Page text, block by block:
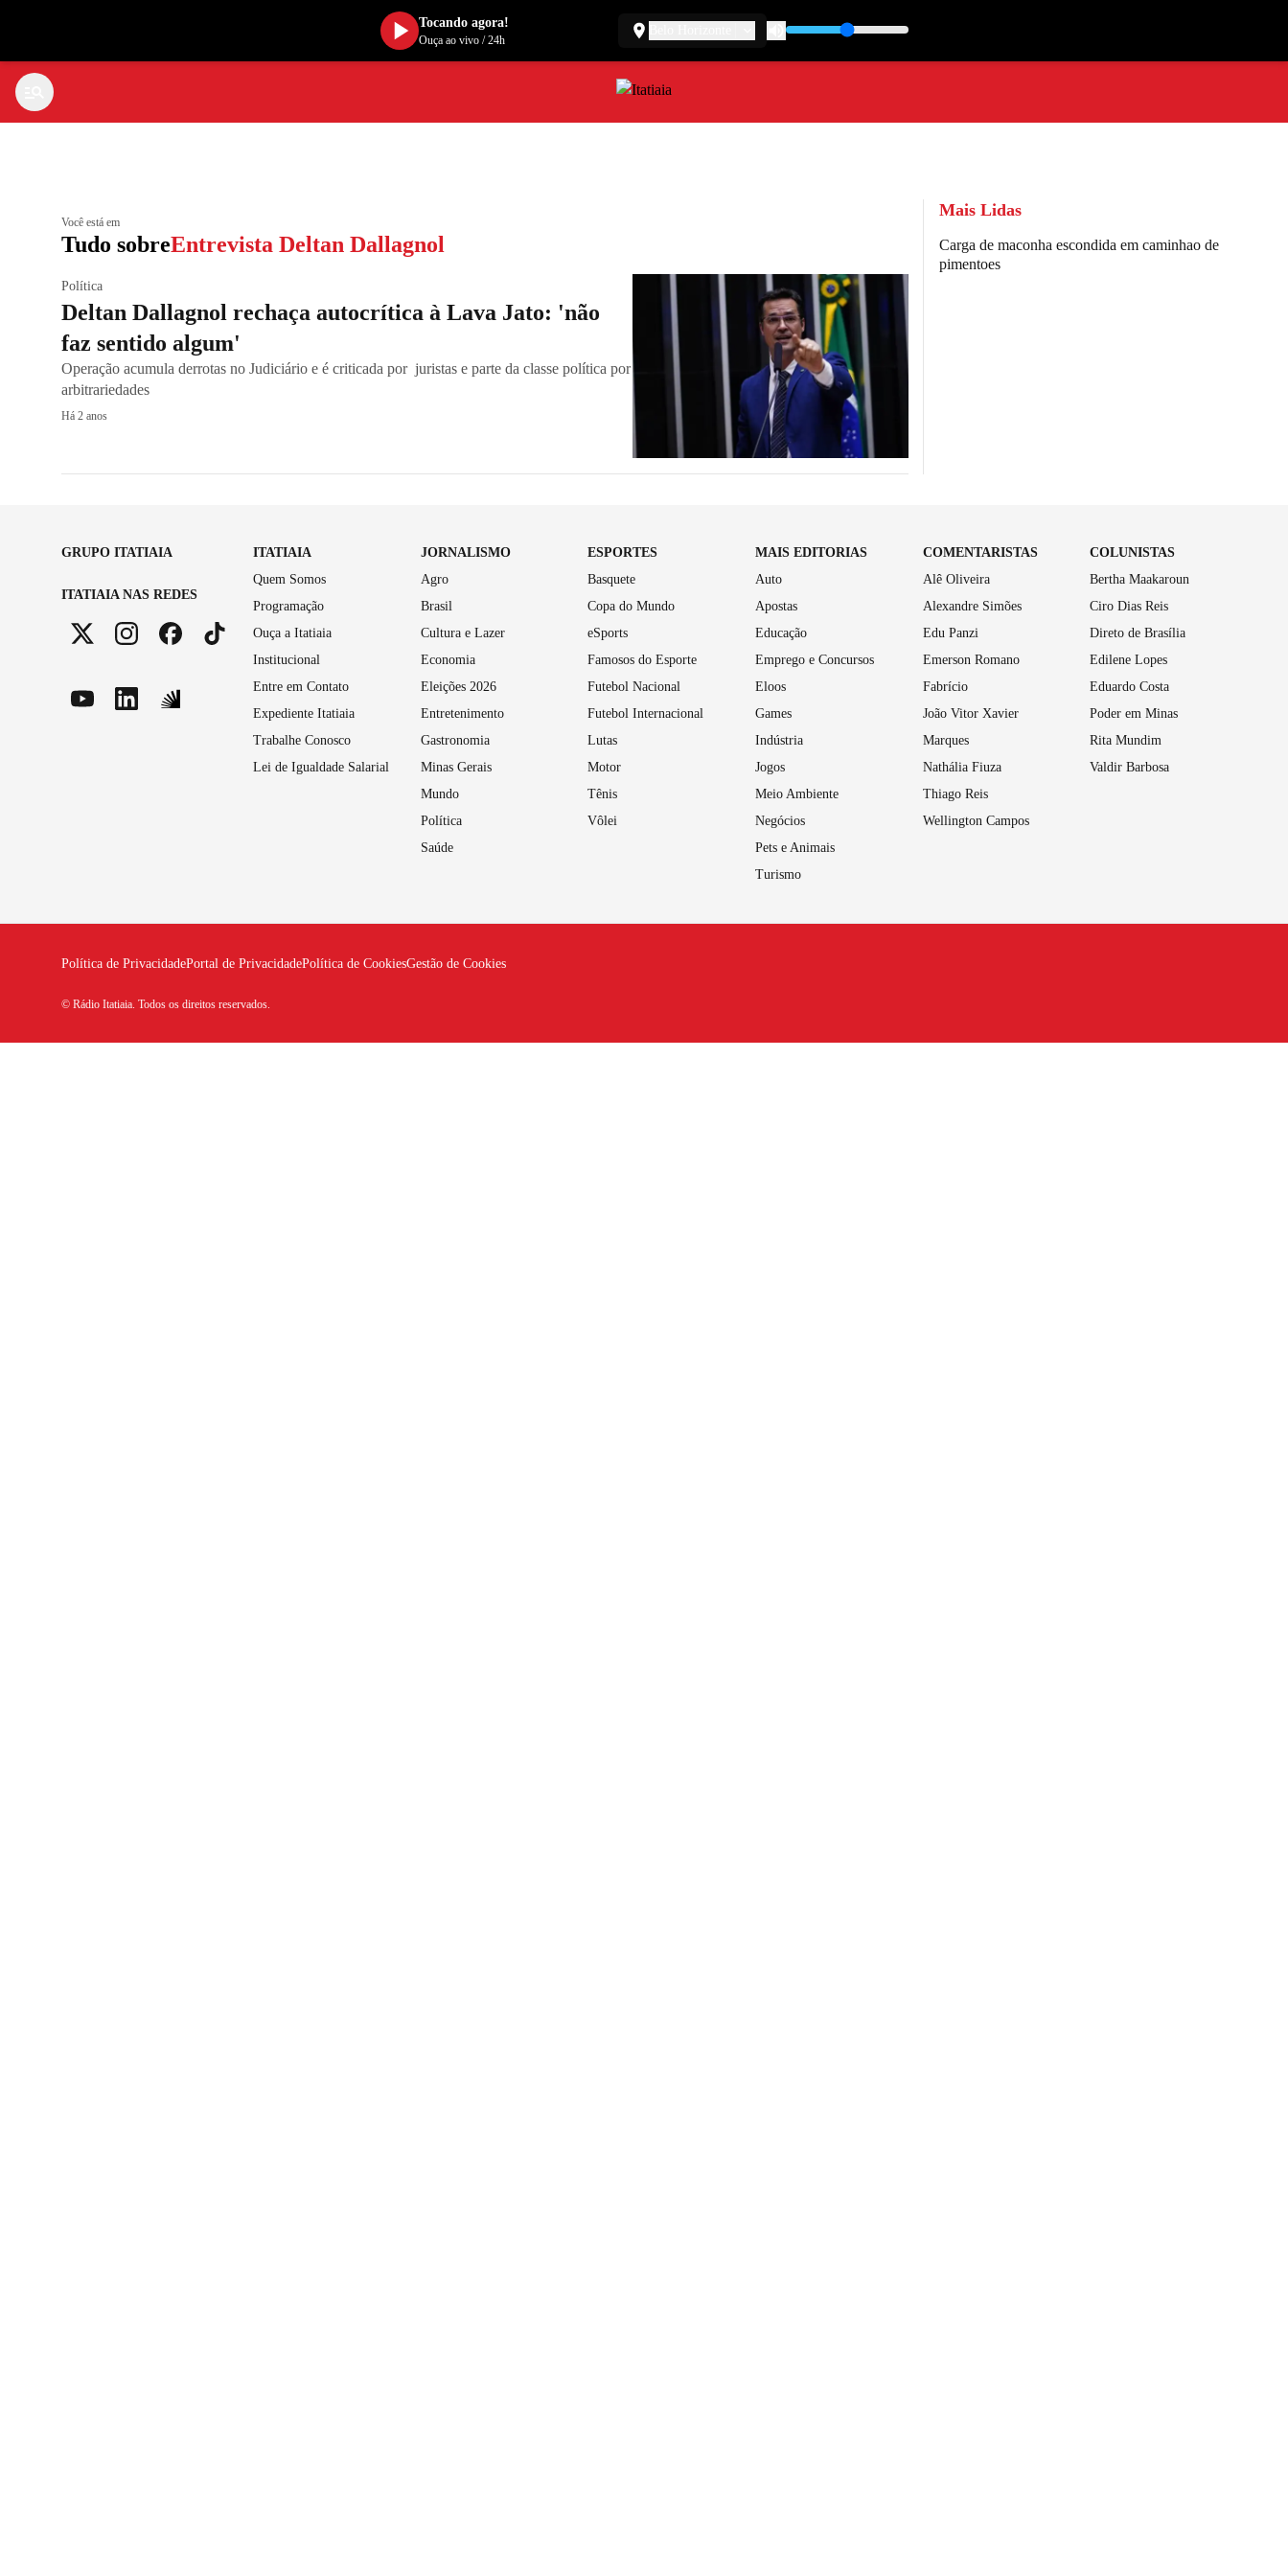
Você está em
Tudo sobreEntrevista Deltan Dallagnol
Política
Deltan Dallagnol rechaça autocrítica à Lava Jato: 'não
faz sentido algum'
Operação acumula derrotas no Judiciário e é criticada por juristas e parte da classe política por
arbitrariedades
Há 2 anos
Mais Lidas
Carga de maconha escondida em caminhao de
pimentoes
GRUPO ITATIAIA
ITATIAIA NAS REDES
ITATIAIA
Quem Somos
Programação
Ouça a Itatiaia
Institucional
Entre em Contato
Expediente Itatiaia
Trabalhe Conosco
Lei de Igualdade Salarial
JORNALISMO
Agro
Brasil
Cultura e Lazer
Economia
Eleições 2026
Entretenimento
Gastronomia
Minas Gerais
Mundo
Política
Saúde
ESPORTES
Basquete
Copa do Mundo
eSports
Famosos do Esporte
Futebol Nacional
Futebol Internacional
Lutas
Motor
Tênis
Vôlei
MAIS EDITORIAS
Auto
Apostas
Educação
Emprego e Concursos
Eloos
Games
Indústria
Jogos
Meio Ambiente
Negócios
Pets e Animais
Turismo
COMENTARISTAS
Alê Oliveira
Alexandre Simões
Edu Panzi
Emerson Romano
Fabrício
João Vitor Xavier
Marques
Nathália Fiuza
Thiago Reis
Wellington Campos
COLUNISTAS
Bertha Maakaroun
Ciro Dias Reis
Direto de Brasília
Edilene Lopes
Eduardo Costa
Poder em Minas
Rita Mundim
Valdir Barbosa
Política de PrivacidadePortal de PrivacidadePolítica de CookiesGestão de Cookies
© Rádio Itatiaia. Todos os direitos reservados.
Tocando agora!
Ouça ao vivo/24h